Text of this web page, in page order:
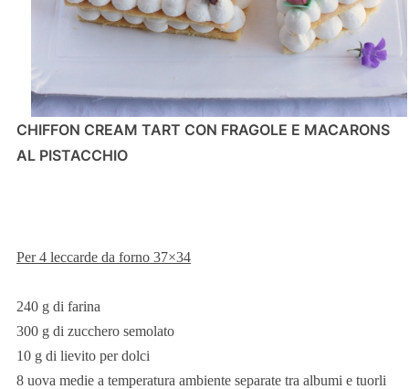
CHIFFON CREAM TART CON FRAGOLE E MACARONS
AL PISTACCHIO
Per 4 leccarde da forno 37×34
240 g di farina
300 g di zucchero semolato
10 g di lievito per dolci
8 uova medie a temperatura ambiente separate tra albumi e tuorli